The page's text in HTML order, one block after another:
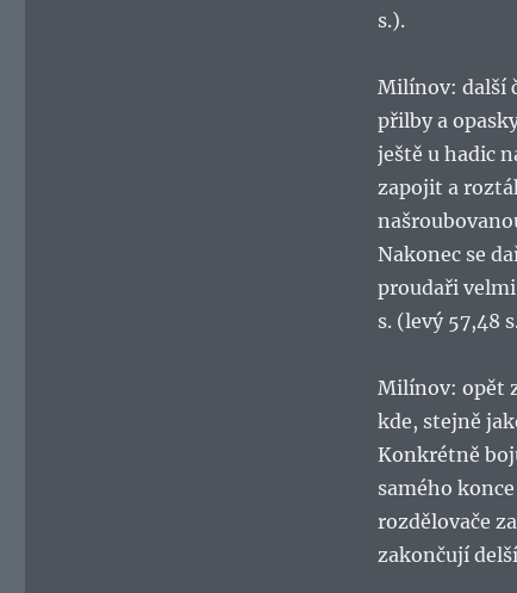
s.).
Milínov: další
přilby a
ještě u hadic
zapojit a
Nakonec se
proudaři
s. (levý 57,48
Milínov: opět
kde, stejně
Konkrétně
samého
rozdělovače
zakončují